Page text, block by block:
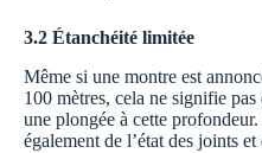
3.2 Étanchéité limitée
Même si une montre est
100 mètres, cela ne signifie
une plongée à cette
également de l’état des joints